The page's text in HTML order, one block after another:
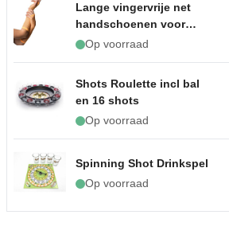
Lange vingervrije net
handschoenen voor
dames one-size neon
Op voorraad
Shots Roulette incl bal
en 16 shots
Op voorraad
Spinning Shot Drinkspel
Op voorraad